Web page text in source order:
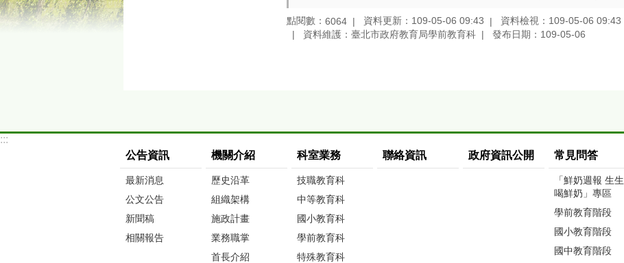
點閱數： 6064 資料更新：109-05-06 09:43
資料檢視：109-05-06 09:43
資料維護：臺北市政府教育局學前教育科
發布日期：109-05-06
:::
公告資訊
最新消息
公文公告
新聞稿
相關報告
機關介紹
歷史沿革
組織架構
施政計畫
業務職掌
首長介紹
科室業務
技職教育科
中等教育科
國小教育科
學前教育科
特殊教育科
聯絡資訊 政府資訊公開 常見問答
「鮮奶週報 生生
喝鮮奶」專區
學前教育階段
國小教育階段
國中教育階段